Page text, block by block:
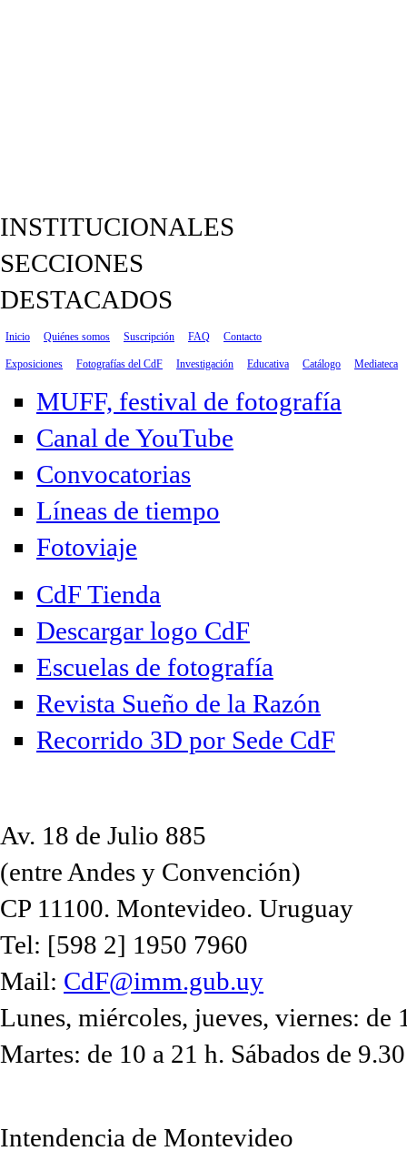
INSTITUCIONALES
SECCIONES
DESTACADOS
Inicio Quiénes somos Suscripción FAQ Contacto
Exposiciones Fotografías del CdF Investigación Educativa Catálogo Mediateca
MUFF, festival de fotografía
Canal de YouTube
Convocatorias
Líneas de tiempo
Fotoviaje
CdF Tienda
Descargar logo CdF
Escuelas de fotografía
Revista Sueño de la Razón
Recorrido 3D por Sede CdF
Av. 18 de Julio 885
(entre Andes y Convención)
CP 11100. Montevideo. Uruguay
Tel: [598 2] 1950 7960
Mail: CdF@imm.gub.uy
Lunes, miércoles, jueves, viernes: de
Martes: de 10 a 21 h. Sábados de
Intendencia de Montevideo